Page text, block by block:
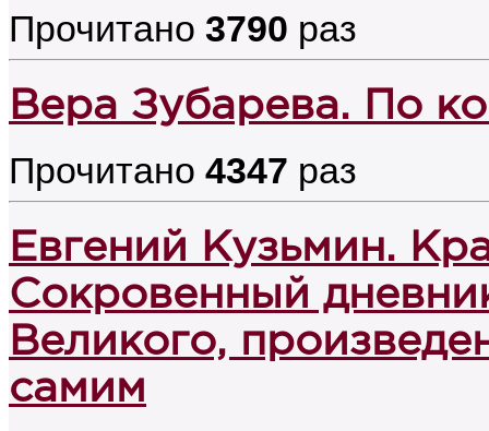
Прочитано 3790 раз
Вера Зубарева. По
Прочитано 4347 раз
Евгений Кузьмин.
Сокровенный
Великого,
самим